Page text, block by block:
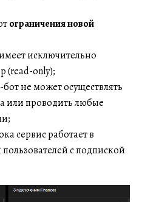
ограничения новой
исключительно
(read-only);
не может осуществлять
или проводить любые
сервис работает в
с подпиской